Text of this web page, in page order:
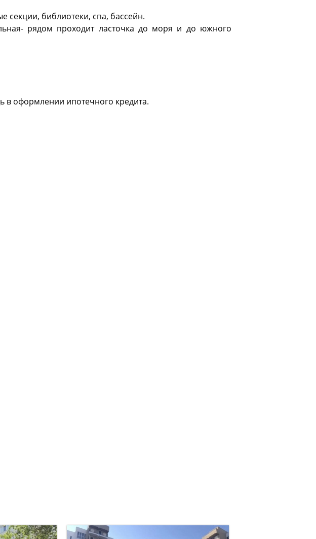
секции, библиотеки, спа, бассейн.
рядом проходит ласточка до моря и до южного
оформлении ипотечного кредита.